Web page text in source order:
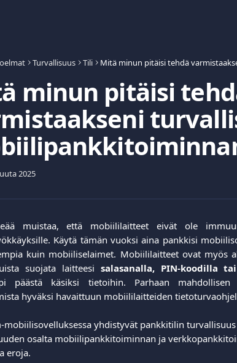
Turvallisuus Tili
minun pitäisi
2025
muistaa, että mobiililaitteet eivät ole
Käytä tämän vuoksi aina pankkisi
kuin mobiiliselaimet. Mobiililaitteet ovat myös
suojata laitteesi salasanalla, PIN-koodilla
päästä käsiksi tietoihin. Parhaan
hyväksi havaittuun mobiililaitteiden
mobiilisovelluksessa yhdistyvät pankkitilin
osalta mobiilipankkitoiminnan ja
eroja.